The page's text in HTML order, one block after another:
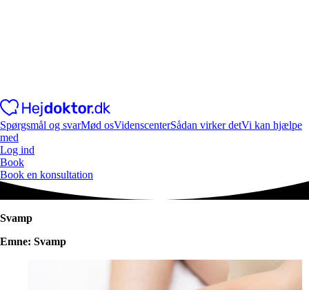
Spørgsmål og svarMød osVidenscenterSådan virker detVi kan hjælpe
med
Log ind
Book
Book en konsultation
Svamp
Emne: Svamp